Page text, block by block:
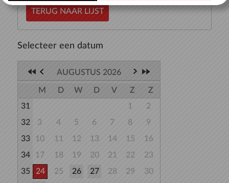
TERUG NAAR LIJST
Selecteer een datum
AUGUSTUS 2026
M D W D V Z
Z
31
1
2
32
3 4 5 6 7 8
9
33
10 11 12 13 14 15
16
34
17 18 19 20 21 22
23
35
24 25 26 27 28 29
30